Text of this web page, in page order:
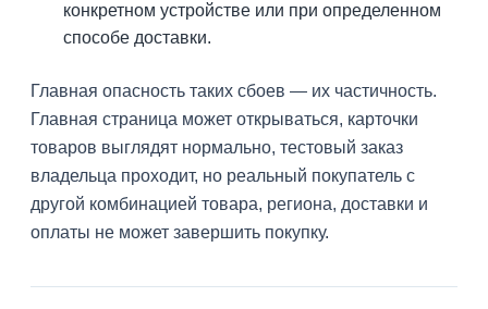
конкретном устройстве или при определенном
способе доставки.
Главная опасность таких сбоев — их частичность.
Главная страница может открываться, карточки
товаров выглядят нормально, тестовый заказ
владельца проходит, но реальный покупатель с
другой комбинацией товара, региона, доставки и
оплаты не может завершить покупку.